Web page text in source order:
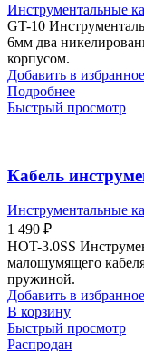
Инструментальные
GT-10
6мм два
корпусом.
Добавить в избранное
Подробнее
Быстрый просмотр
Кабель
Инструментальные
1 490 ₽
HOT-3.0SS
малошумящего
пружиной.
Добавить в избранное
В корзину
Быстрый просмотр
Распродан